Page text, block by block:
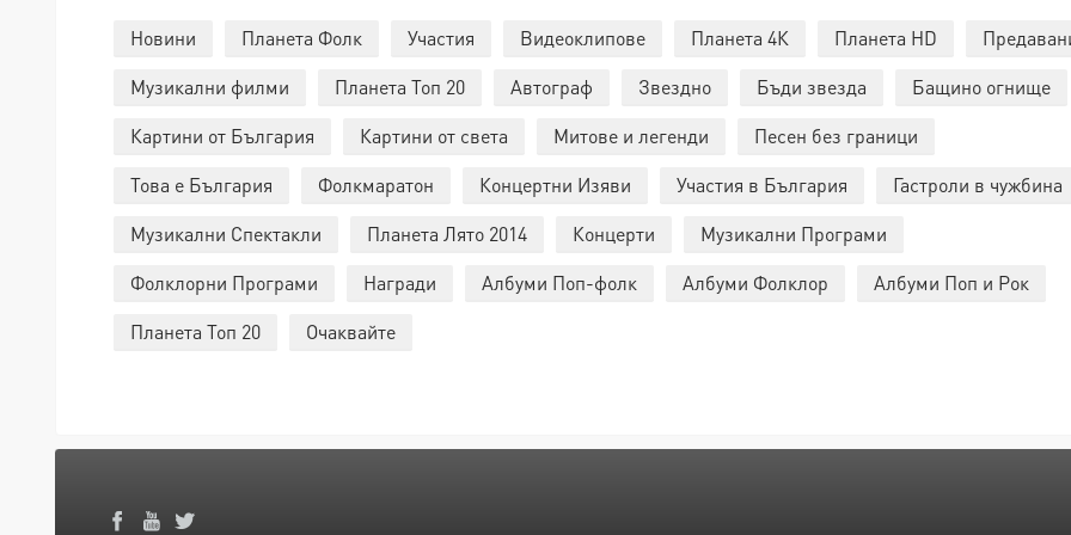
Новини Планета Фолк Участия Видеоклипове Планета 4К Планета HD
Музикални филми
Планета Топ 20 Автограф Звездно Бъди звезда
Бащино огнище
Картини от България
Картини от света Митове и легенди
Песен без граници
Това е България
Фолкмаратон Концертни Изяви Участия в България
Гастроли в чужбина
Музикални Спектакли
Планета Лято 2014 Концерти
Музикални Програми
Фолклорни Програми
Награди Албуми Поп-фолк Албуми Фолклор
Албуми Поп и Рок
Планета Топ 20
Очаквайте